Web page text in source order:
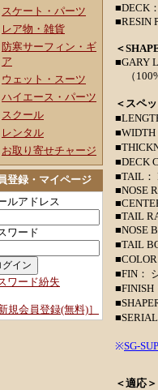
スケート・パーツ
レア物・雑貨
防寒サーフィン・ギ
ア
ウェット・スーツ
ハイエース・パーツ
スクール
レンタル
お取り寄せチャージ
登録・マイページ
ルアドレス
ワード
ワード紛失
新規会員登録(無料)］
■DECK
■RESIN
＜
■GARY
（
＜スペ
■WIDTH
■DECK
■TAIL：
■NOSE
■TAIL
■NOSE
■TAIL
■FIN：
■FINISH
■SERIAL
※SG-
＜適応＞